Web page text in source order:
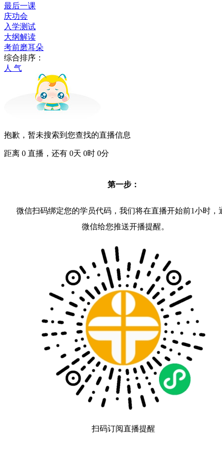
最后一课
庆功会
入学测试
大纲解读
考前磨耳朵
综合排序：
人 气
抱歉，暂未搜索到您查找的直播信息
距离 0 直播，还有 0天 0时 0分
第一步：
微信扫码绑定您的学员代码，我们将在直播开始前1小时，
微信给您推送开播提醒。
扫码订阅直播提醒